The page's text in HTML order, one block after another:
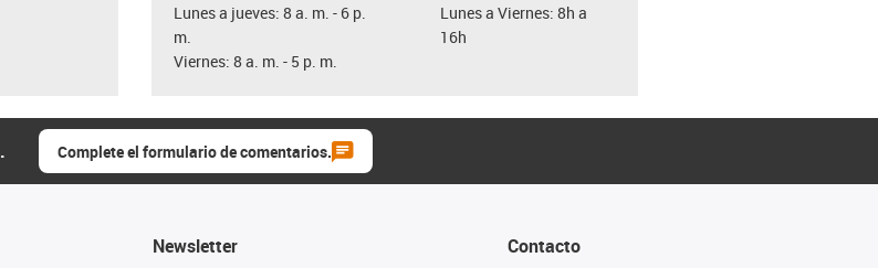
Lunes a jueves: 8 a. m. - 6 p.
m.
Viernes: 8 a. m. - 5 p. m.
Lunes a Viernes: 8h a
16h
Complete el formulario de comentarios.
Newsletter Contacto